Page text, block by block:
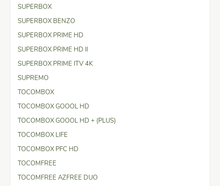
SUPERBOX
SUPERBOX BENZO
SUPERBOX PRIME HD
SUPERBOX PRIME HD II
SUPERBOX PRIME ITV 4K
SUPREMO
TOCOMBOX
TOCOMBOX GOOOL HD
TOCOMBOX GOOOL HD + (PLUS)
TOCOMBOX LIFE
TOCOMBOX PFC HD
TOCOMFREE
TOCOMFREE AZFREE DUO